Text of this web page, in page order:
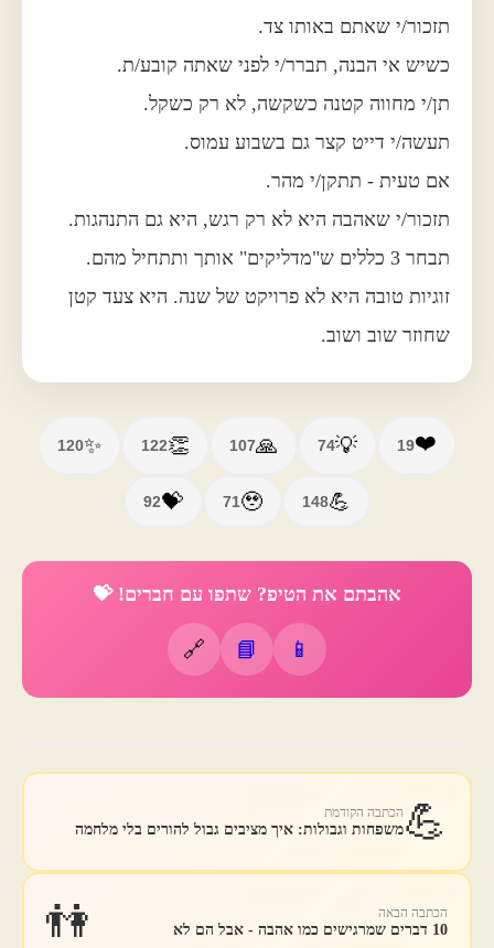
תזכור/י שאתם באותו צד.
כשיש אי הבנה, תברר/י לפני שאתה קובע/ת.
תן/י מחווה קטנה כשקשה, לא רק כשקל.
תעשה/י דייט קצר גם בשבוע עמוס.
אם טעית - תתקן/י מהר.
תזכור/י שאהבה היא לא רק רגש, היא גם התנהגות.
תבחר 3 כללים ש"מדליקים" אותך ותתחיל מהם.
זוגיות טובה היא לא פרויקט של שנה. היא צעד קטן
שחוזר שוב ושוב.
❤️
19
💡
74
🙏
107
👏
122
✨
120
💪
148
🥹
71
💝
92
אהבתם את הטיפ? שתפו עם חברים! 💝
📱
📘
🔗
💪 הכתבה הקודמת
משפחות וגבולות: איך מציבים גבול להורים בלי מלחמה
הכתבה הבאה
10 דברים שמרגישים כמו אהבה - אבל הם לא 👫